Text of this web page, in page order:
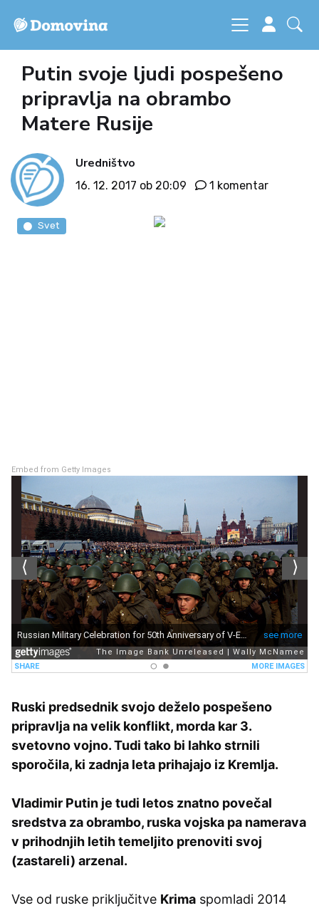
Putin svoje ljudi pospešeno
pripravlja na obrambo
Matere Rusije
Uredništvo
16. 12. 2017 ob 20:09 1 komentar
Svet
Embed from Getty Images
Ruski predsednik svojo deželo pospešeno
pripravlja na velik konflikt, morda kar 3.
svetovno vojno.Tudi tako bi lahko strnili
sporočila, ki zadnja leta prihajajo iz Kremlja.
Vladimir Putin je tudi letos znatno povečal
sredstva za obrambo, ruska vojska pa namerava
v prihodnjih letih temeljito prenoviti svoj
(zastareli) arzenal.
Vse od ruske priključitve Krima spomladi 2014